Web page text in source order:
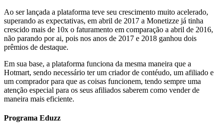
Ao ser lançada a plataforma teve seu crescimento muito acelerado,
superando as expectativas, em abril de 2017 a Monetizze já tinha
crescido mais de 10x o faturamento em comparação a abril de 2016,
não parando por ai, pois nos anos de 2017 e 2018 ganhou dois
prêmios de destaque.
Em sua base, a plataforma funciona da mesma maneira que a
Hotmart, sendo necessário ter um criador de contéudo, um afiliado e
um comprador para que as coisas funcionem, tendo sempre uma
atenção especial para os seus afiliados saberem como vender de
maneira mais eficiente.
Programa Eduzz